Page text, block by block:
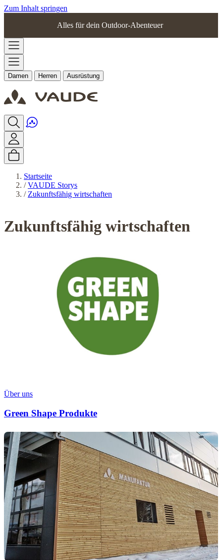
Zum Inhalt springen
Alles für dein Outdoor-Abenteuer
Damen Herren Ausrüstung
Startseite
/ VAUDE Storys
/ Zukunftsfähig wirtschaften
Zukunftsfähig wirtschaften
Über uns
Green Shape Produkte